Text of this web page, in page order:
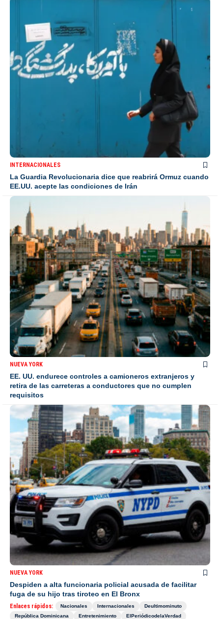
INTERNACIONALES
La Guardia Revolucionaria dice que reabrirá Ormuz cuando
EE.UU. acepte las condiciones de Irán
NUEVA YORK
EE. UU. endurece controles a camioneros extranjeros y
retira de las carreteras a conductores que no cumplen
requisitos
NUEVA YORK
Despiden a alta funcionaria policial acusada de facilitar
fuga de su hijo tras tiroteo en El Bronx
Enlaces rápidos: Nacionales Internacionales
Deultimominuto
República Dominicana
Entretenimiento
ElPeriódicodelaVerdad